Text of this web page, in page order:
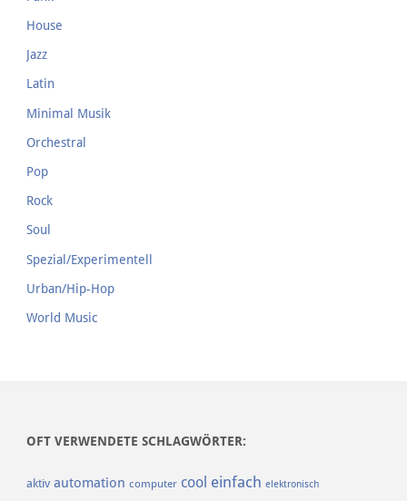
House
Jazz
Latin
Minimal Musik
Orchestral
Pop
Rock
Soul
Spezial/Experimentell
Urban/Hip-Hop
World Music
OFT VERWENDETE SCHLAGWÖRTER:
aktiv automation computer cool einfach elektronisch